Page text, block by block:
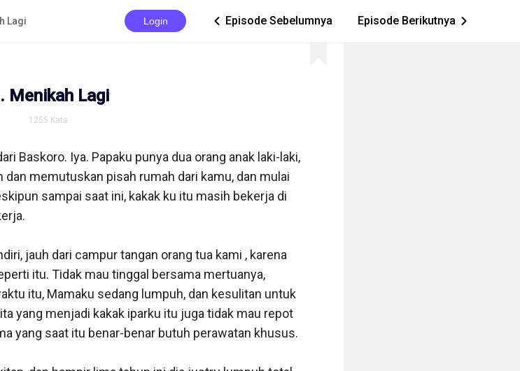
Lagi Login ic_arrow_left Episode Sebelumnya Episode Berikutnya ic_arrow_right
Menikah Lagi
1255 Kata
Baskoro. Iya. Papaku punya dua orang anak laki-laki,
memutuskan pisah rumah dari kamu, dan mulai
sampai saat ini, kakak ku itu masih bekerja di
jauh dari campur tangan orang tua kami , karena
itu. Tidak mau tinggal bersama mertuanya,
itu, Mamaku sedang lumpuh, dan kesulitan untuk
yang menjadi kakak iparku itu juga tidak mau repot
yang saat itu benar-benar butuh perawatan khusus.